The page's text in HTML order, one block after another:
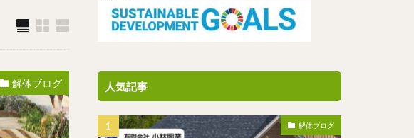
解体ブログ 人気記事
解体ブログ